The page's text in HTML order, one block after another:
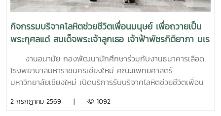
นอกจากนี้ ยังมีการเรียนรู้ระบบการดูแลและการส่งต่อกรณี
ฉุกเฉิน การทำงานร่วมกับผู้เชี่ยวชาญทางการแพทย์ ตลอดจน
การติดตามดูแลนิสิตอย่างต่อเนื่องสำหรับวันที่สองของการอบรม
มุ่งเน้นการจัดการสถานการณ์วิกฤตในมหาวิทยาลัย เช่น ภาวะ
เสี่ยงต่อการฆ่าตัวตาย การทำร้ายตนเอง ความรุนแรง และการก
ลั่นแกล้งทางไซเบอร์ (Cyberbullying) รวมถึงการออกแบบ
กิจกรรมเชิงป้องกันเพื่อสร้างความยืดหยุ่นทางใจ (Resilience)
ท้ายของการอบรมยังให้ความสำคัญกับการดูแลสุขภาพจิตของ
กิจกรรมบริจาคโลหิตช่วยชีวิตเพื่อนมนุษย์ เพื่อถวายเป็น
พระกุศลแด่ สมเด็จพระเจ้าลูกเธอ เจ้าฟ้าพัชรกิติยาภา นเร
นทิราเทพยวดี กรมหลวงราช สาริณีสิริพัชร มหาวัชรราช
ธิดางานอนามัย กองพัฒนานักศึกษาร่วมกับงานธนาคารเลือด
โรงพยาบาลมหาราชนครเชียงใหม่ คณะแพทยศาสตร์
มหาวิทยาลัยเชียงใหม่ เปิดบริการรับบริจาคโลหิตช่วยชีวิตเพื่อน
รกิติยาภา นเรนทิราเทพยวดี กรมหลวงราช สาริณีสิริพัชร มหา
2 กรกฎาคม 2569 | 1092